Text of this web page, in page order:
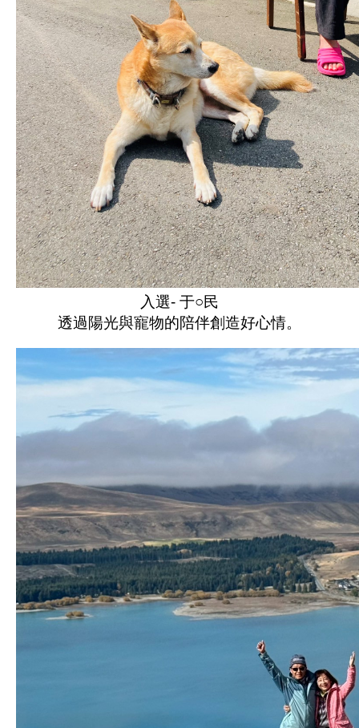
入選- 于○民
透過陽光與寵物的陪伴創造好心情。